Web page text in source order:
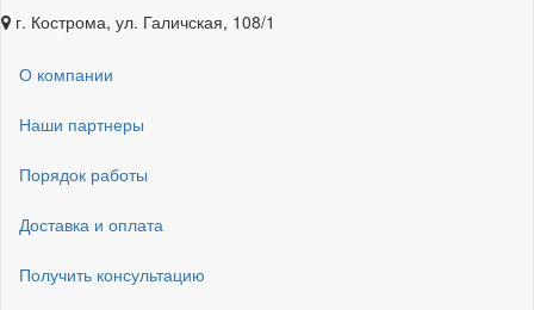
г. Кострома, ул. Галичская, 108/1
О компании
Наши партнеры
Порядок работы
Доставка и оплата
Получить консультацию